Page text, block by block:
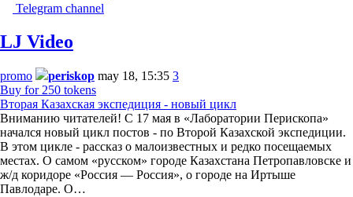
Telegram channel
LJ Video
promo periskop may 18, 15:35 3
Buy for 250 tokens
Вторая Казахская экспедиция - новый цикл
Вниманию читателей! С 17 мая в «Лаборатории Перископа»
начался новый цикл постов - по Второй Казахской экспедиции.
В этом цикле - рассказ о малоизвестных и редко посещаемых
местах. О самом «русском» городе Казахстана Петропавловске и
ж/д коридоре «Россия — Россия», о городе на Иртыше
Павлодаре. О…